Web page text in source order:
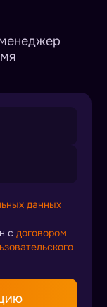
доступны
данных
сдоговором